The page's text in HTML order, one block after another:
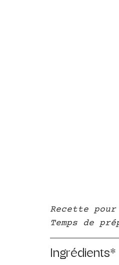
Recette pour
Temps de
Ingrédients*